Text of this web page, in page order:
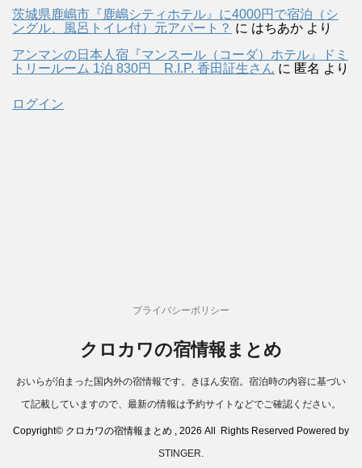
茨城県鹿嶋市『鹿嶋シティホテル』に4000円で宿泊（シ
ングル、風呂トイレ付）元アパート？ に はちあか より
アンマンの日本人宿『マンスール（コーダ）ホテル』ドミ
トリールーム 1泊 830円 R.I.P. 香田証生さん に 匿名 より
ログイン
プライバシーポリシー
クロカワの宿情報まとめ
おいらが泊まった国内外の宿情報です。きほん安宿。宿泊時の内容に基づい
て記載していますので、最新の情報は予約サイトなどでご確認ください。
Copyright© クロカワの宿情報まとめ , 2026 All Rights Reserved Powered by
STINGER.